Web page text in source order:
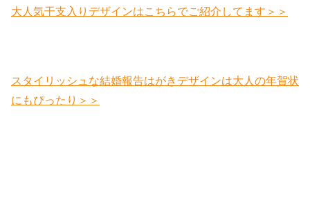
大人気干支入りデザインはこちらでご紹介してます＞＞
スタイリッシュな結婚報告はがきデザインは大人の年賀状
にもぴったり＞＞